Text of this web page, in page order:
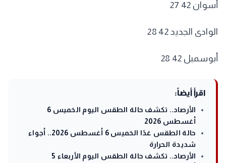
أسوان 42 27
الوادى الجديد 42 28
أبوسمبل 42 28
اقرأ أيضاً:
الأرصاد.. تكشف حالة الطقس اليوم الخميس 6
أغسطس 2026
حالة الطقس غدًا الخميس 6 أغسطس 2026.. أجواء
شديدة الحرارة
الأرصاد.. تكشف حالة الطقس اليوم الأربعاء 5